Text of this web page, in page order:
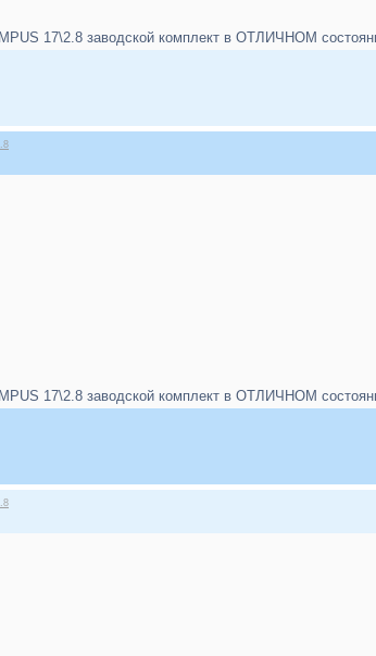
17\2.8 заводской комплект в ОТЛИЧНОМ
17\2.8 заводской комплект в ОТЛИЧНОМ